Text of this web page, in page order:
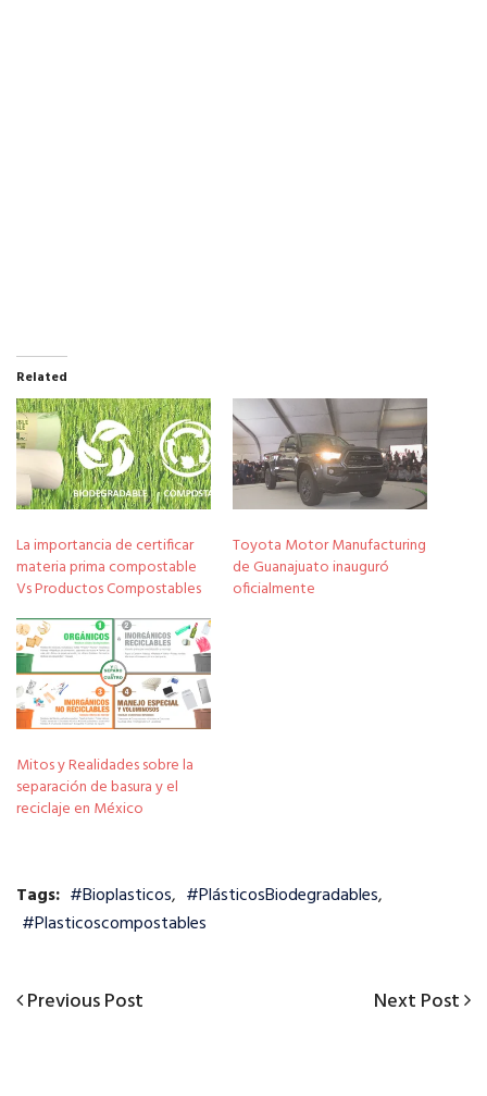
Related
La importancia de certificar
materia prima compostable
Vs Productos Compostables
Toyota Motor Manufacturing
de Guanajuato inauguró
oficialmente
Mitos y Realidades sobre la
separación de basura y el
reciclaje en México
Tags: #Bioplasticos, #PlásticosBiodegradables,
#Plasticoscompostables
Post
Previous
Previous Post
Next
Next Post